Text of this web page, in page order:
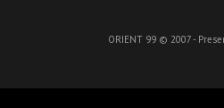
ORIENT 99 © 2007 -